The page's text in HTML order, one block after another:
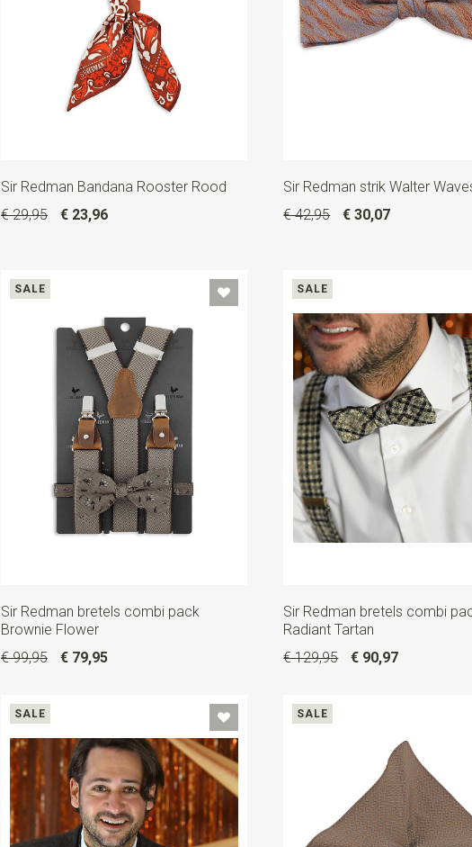
Sir Redman Bandana Rooster Rood
€ 29,95
€ 23,96
Sir Redman strik Walter
€ 42,95
€ 30,07
SALE
Sir Redman bretels combi pack
Brownie Flower
€ 99,95
€ 79,95
SALE
Sir Redman bretels combi
Radiant Tartan
€ 129,95
€ 90,97
SALE SALE